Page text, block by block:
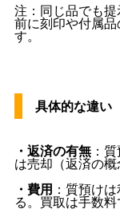
注：同じ品でも
前に刻印や付属
す。
具体的な違い
・返済の有無：質
は売却（返済の
・費用 ：質預け
る。買取は手数